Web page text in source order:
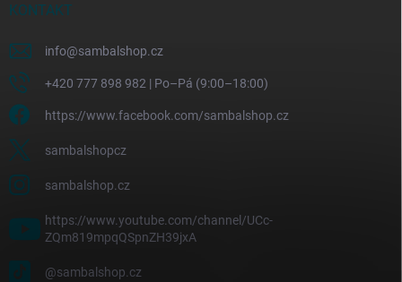
KONTAKT
info@sambalshop.cz
+420 777 898 982 | Po–Pá (9:00–18:00)
https://www.facebook.com/sambalshop.cz
sambalshopcz
sambalshop.cz
https://www.youtube.com/channel/UCc-
ZQm819mpqQSpnZH39jxA
@sambalshop.cz